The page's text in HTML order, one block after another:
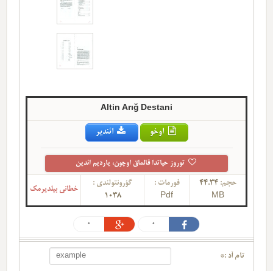
Altin Arığ Destani
اوخو ائندیر
توروز حیاتدا قالماق اوچون، یاردیم ائدین
حجم:44.34
MB
فورمات :
Pdf
گؤرونتولندی :
1038
خطانی بیلدیرمک
0
0
تام آد :*